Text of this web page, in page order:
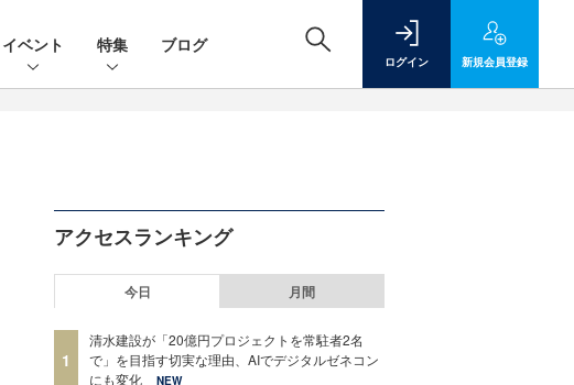
イベント 特集 ブログ
ログイン 新規会員登録
アクセスランキング
今日 月間
1
清水建設が「20億円プロジェクトを常駐者2名
で」を目指す切実な理由、AIでデジタルゼネコン
にも変化
NEW